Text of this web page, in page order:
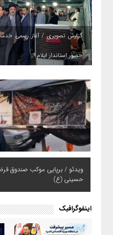
گزارش تصویری / آغاز رسمی
حضور استاندار ایلام
ویدئو / برپایی موکب صندوق
حسینی (ع)
اینفوگرافیک